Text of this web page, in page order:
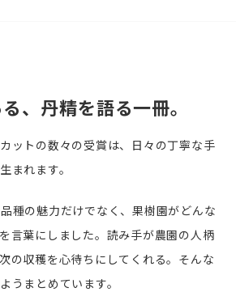
、丹精を語る一冊。
ットの数々の受賞は、日々の丁寧な手
まれます。
種の魅力だけでなく、果樹園がどんな
言葉にしました。読み手が農園の人柄
の収穫を心待ちにしてくれる。そんな
うまとめています。